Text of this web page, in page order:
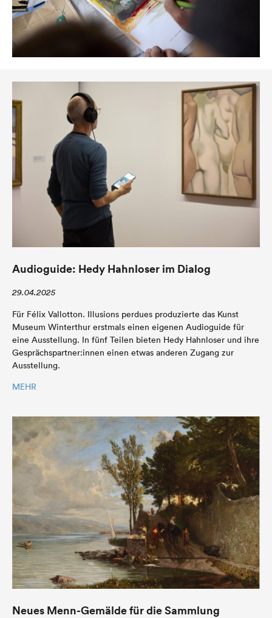
Audioguide: Hedy Hahnloser im Dialog
29.04.2025
Für Félix Vallotton. Illusions perdues produzierte das Kunst
Museum Winterthur erstmals einen eigenen Audioguide für
eine Ausstellung. In fünf Teilen bieten Hedy Hahnloser und ihre
Gesprächspartner:innen einen etwas anderen Zugang zur
Ausstellung.
MEHR
Neues Menn-Gemälde für die Sammlung